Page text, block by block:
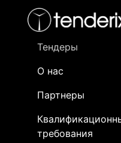
Тендеры
О нас
Партнеры
требования
- активный лот
- сохраненный лот (не
Закуп: Силовой
кабель [Завершен]